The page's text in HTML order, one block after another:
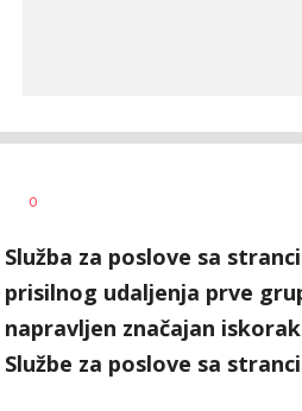
AUTOR
0
Služba za poslove sa
prisilnog udaljenja prve
napravljen značajan
Službe za poslove sa